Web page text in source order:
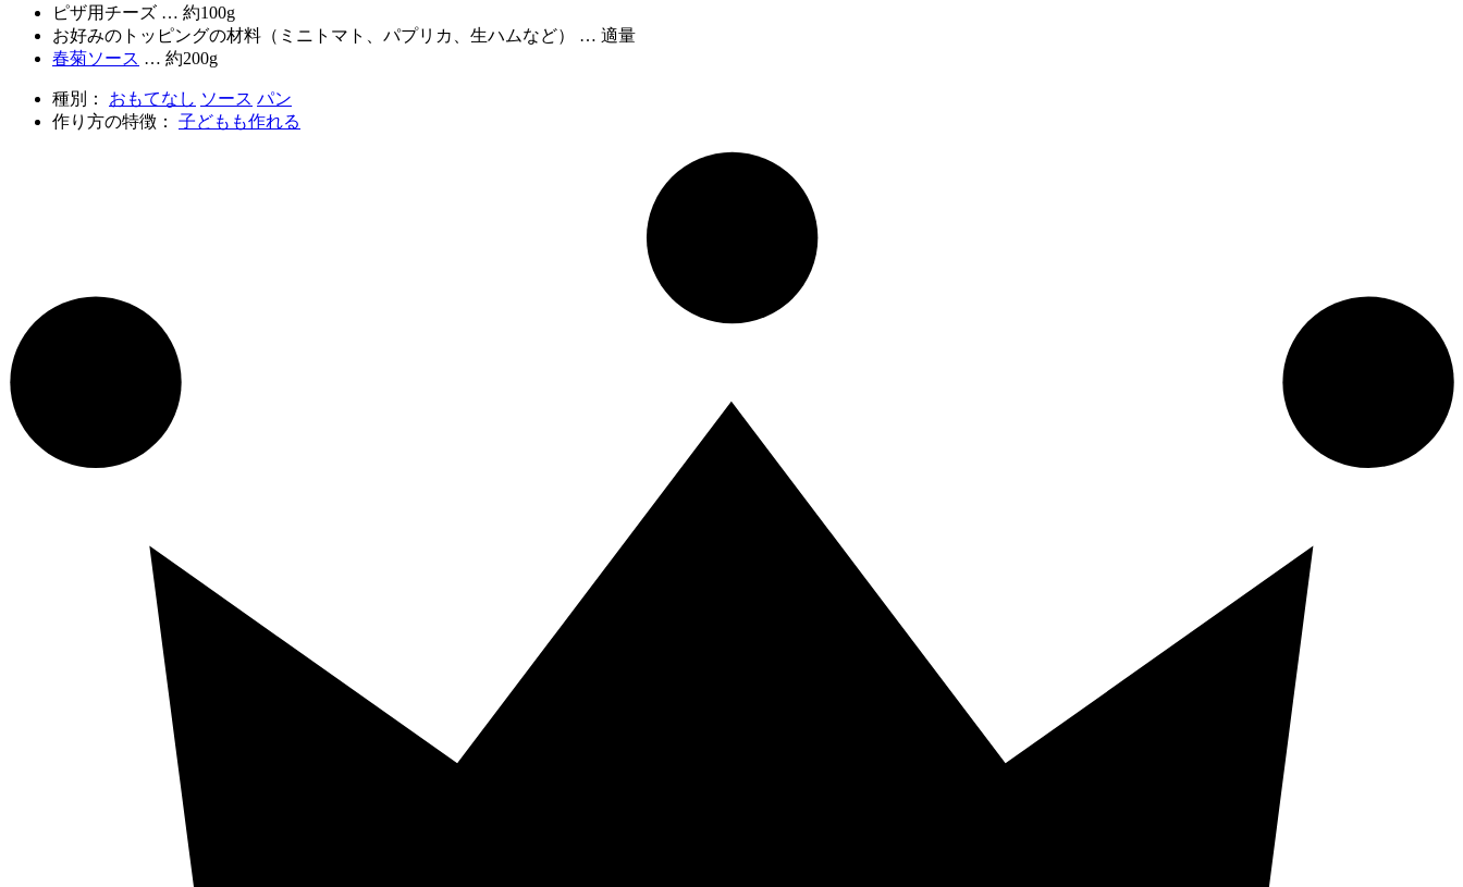
ピザ用チーズ … 約100g
お好みのトッピングの材料（ミニトマト、パプリカ、生ハムなど） … 適量
春菊ソース … 約200g
種別： おもてなし ソース パン
作り方の特徴： 子どもも作れる